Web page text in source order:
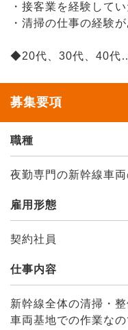
・接客業を経験して
・清掃の仕事の経験
◆20代、30代、40代…
募集要項
職種
夜勤専門の新幹線車
雇用形態
契約社員
仕事内容
新幹線全体の清掃・
車両基地での作業な